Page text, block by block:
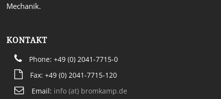
Mechanik.
KONTAKT
Phone: +49 (0) 2041-7715-0
Fax: +49 (0) 2041-7715-120
Email: info (at) bromkamp.de